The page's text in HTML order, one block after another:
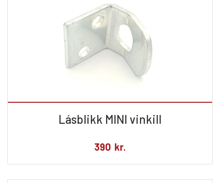
Lásblikk MINI vinkill
390 kr.